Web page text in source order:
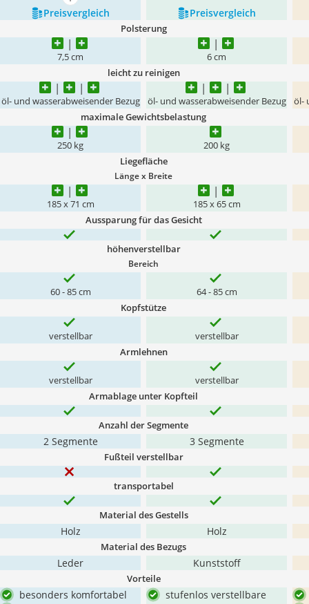
Preis­vergleich
Preis­vergleich
Polsterung
7,5 cm 6 cm
leicht zu reinigen
öl- und wasserabweisender Bezug öl- und wasserabweisender Bezug öl-
maximale Gewichtsbelastung
250 kg 200 kg
Liegefläche
Länge x Breite
185 x 71 cm 185 x 65 cm
Aussparung für das Gesicht
höhenverstellbar
Bereich
60 - 85 cm 64 - 85 cm
Kopfstütze
verstellbar verstellbar
Armlehnen
verstellbar verstellbar
Armablage unter Kopfteil
Anzahl der Segmente
2 Segmente 3 Segmente
Fußteil verstellbar
transportabel
Material des Gestells
Holz Holz
Material des Bezugs
Leder Kunststoff
Vorteile
besonders komfortabel
stufenlos verstellbare